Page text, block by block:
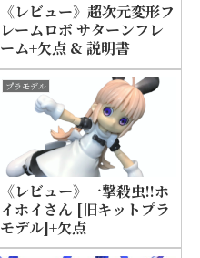
《レビュー》超次元変形フ
レームロボ サターンフレ
ーム+欠点 & 説明書
プラモデル
《レビュー》一撃殺虫!!ホ
イホイさん [旧キットプラ
モデル]+欠点